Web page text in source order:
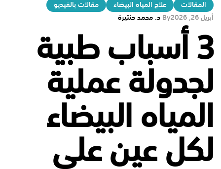
المقالات علاج المياه البيضاء
مقالات بالفيديو
أبريل 26, 2026
By د. محمد حنتيرة
3 أسباب طبية
لجدولة عملية
المياه البيضاء
لكل عين على